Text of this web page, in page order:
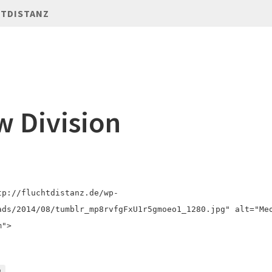
Division
fluchtdistanz.de/wp-
2014/08/tumblr_mp8rvfgFxU1r5gmoeo1_1280.jpg "